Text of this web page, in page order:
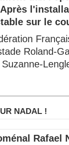
Après
sur le
Roland-
NADAL !
Rafael